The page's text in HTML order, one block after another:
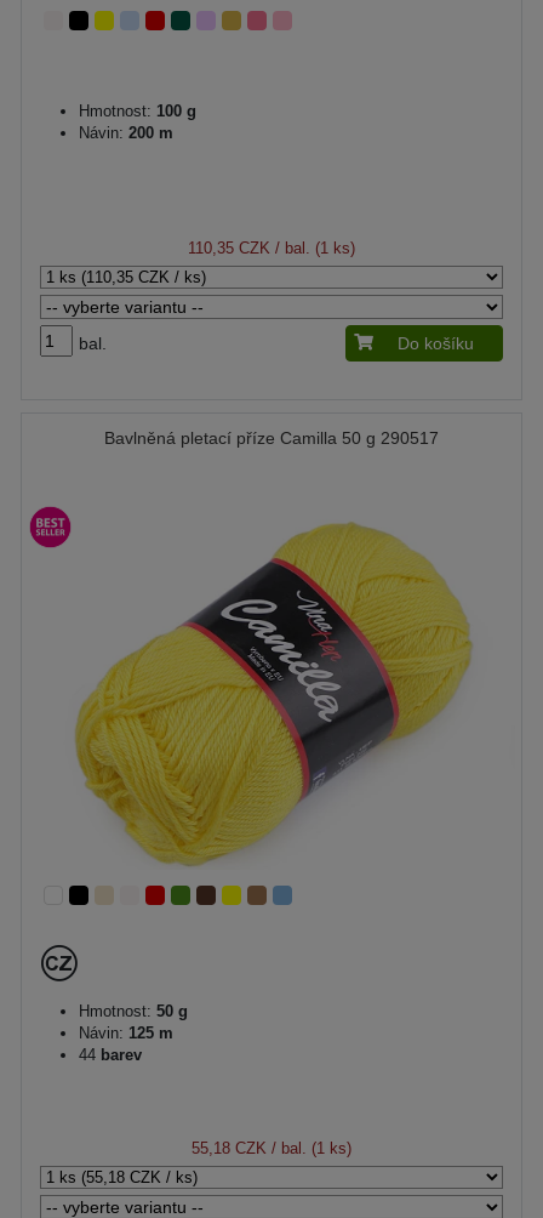
Hmotnost: 100 g
Návin: 200 m
110,35 CZK / bal. (1 ks)
bal. Do košíku
Bavlněná pletací příze Camilla 50 g 290517
Hmotnost: 50 g
Návin: 125 m
44 barev
55,18 CZK / bal. (1 ks)